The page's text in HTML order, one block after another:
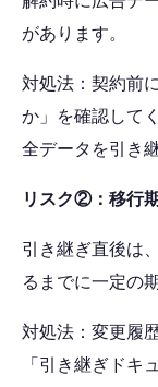
があります。
対処法：契約前
か」を確認して
全データを引き
リスク②：移行
引き継ぎ直後は
るまでに一定の
対処法：変更履
「引き継ぎドキ